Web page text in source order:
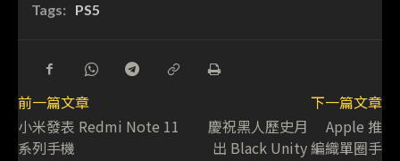
Tags: PS5
前一篇文章
小米發表 Redmi Note 11
系列手機
下一篇文章
慶祝黑人歷史月 Apple 推
出 Black Unity 編織單圈手